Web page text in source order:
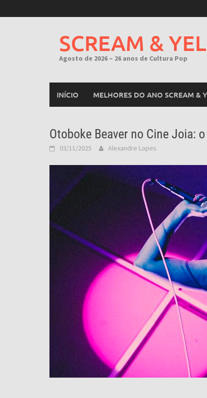
to
SCREAM &
Agosto de 2026 – 26 anos de Cultura Pop
INÍCIO MELHORES DO ANO SCREAM &
Otoboke Beaver no Cine Joia:
03/11/2025 Alexandre Lopes